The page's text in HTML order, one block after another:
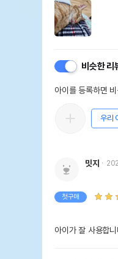
비슷한 리
아이를 등록하면
우리
밋지
첫구매
아이가 잘 사용합